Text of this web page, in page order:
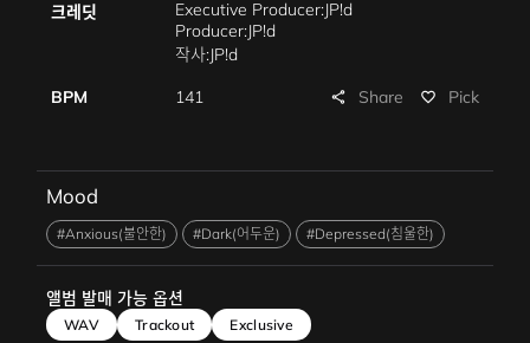
크레딧
Executive Producer:JP!d
Producer:JP!d
작사:JP!d
편곡:JP!d
Mastering:JP!d
BPM 141 share Share favorite_border Pick
Mood
#Anxious(불안한) #Dark(어두운) #Depressed(침울한)
앨범 발매 가능 옵션
WAV Trackout Exclusive